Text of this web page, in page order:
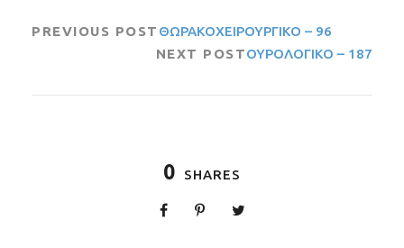
PREVIOUS POST ΘΩΡΑΚΟΧΕΙΡΟΥΡΓΙΚΟ – 96
NEXT POSTΟΥΡΟΛΟΓΙΚΟ – 187
0 SHARES